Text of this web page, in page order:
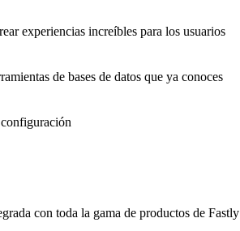
experiencias increíbles para los usuarios
de bases de datos que ya conoces
con toda la gama de productos de Fastly